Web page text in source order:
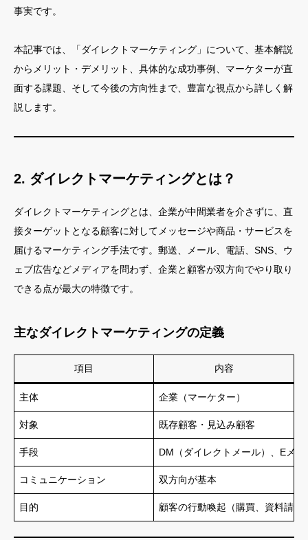
事実です。
本記事では、「ダイレクトマーケティング」について、基本解説
からメリット・デメリット、具体的な成功事例、マーケターが直
面する課題、そして今後の方向性まで、豊富な視点から詳しく解
説します。
2. ダイレクトマーケティングとは？
ダイレクトマーケティングとは、企業が中間業者を介さずに、直
接ターゲットとなる顧客に対してメッセージや商品・サービスを
届けるマーケティング手法です。郵送、メール、電話、SNS、ウ
ェブ広告などメディアを問わず、企業と顧客が双方向でやり取り
できる点が最大の特徴です。
主なダイレクトマーケティングの定義
項目 内容
主体 企業（マーケター）
対象 既存顧客・見込み顧客
手段 DM（ダイレクトメール）、Eメ
コミュニケーション 双方向が基本
目的 顧客の行動喚起（購買、資料請求